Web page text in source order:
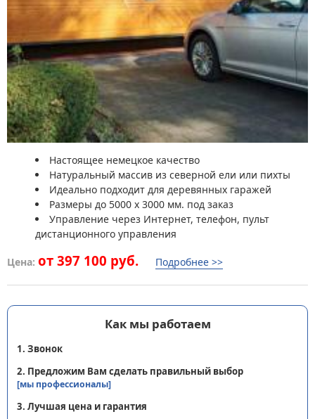
Настоящее немецкое качество
Натуральный массив из северной ели или пихты
Идеально подходит для деревянных гаражей
Размеры до 5000 x 3000 мм. под заказ
Управление через Интернет, телефон, пульт
дистанционного управления
Цена: от 397 100 руб. Подробнее >>
Как мы работаем
1. Звонок
2. Предложим Вам сделать правильный выбор
[мы профессионалы]
3. Лучшая цена и гарантия